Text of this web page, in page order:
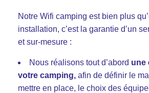
Notre Wifi camping est bien plus
installation, c’est la garantie d’un
et sur-mesure :
Nous réalisons tout d’abord une
votre camping, afin de définir le
mettre en place, le choix des